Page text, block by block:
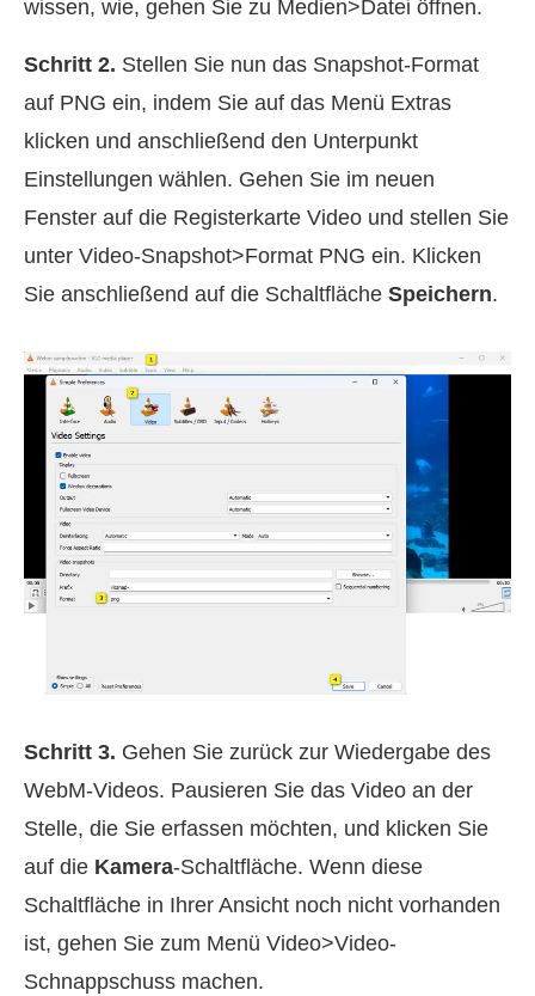
wissen, wie, gehen Sie zu Medien>Datei öffnen.
Schritt 2. Stellen Sie nun das Snapshot‑Format
auf PNG ein, indem Sie auf das Menü Extras
klicken und anschließend den Unterpunkt
Einstellungen wählen. Gehen Sie im neuen
Fenster auf die Registerkarte Video und stellen Sie
unter Video-Snapshot>Format PNG ein. Klicken
Sie anschließend auf die Schaltfläche Speichern.
Schritt 3. Gehen Sie zurück zur Wiedergabe des
WebM‑Videos. Pausieren Sie das Video an der
Stelle, die Sie erfassen möchten, und klicken Sie
auf die Kamera-Schaltfläche. Wenn diese
Schaltfläche in Ihrer Ansicht noch nicht vorhanden
ist, gehen Sie zum Menü Video>Video-
Schnappschuss machen.